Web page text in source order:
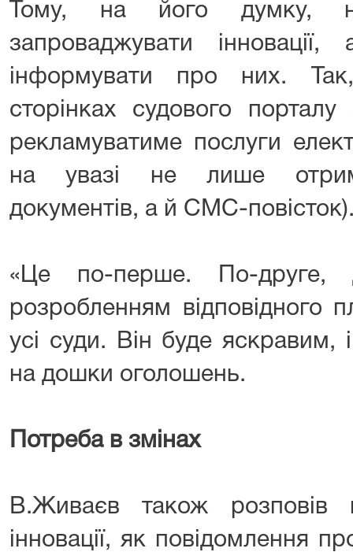
Тому, на його думку,
запроваджувати
інформувати про них.
сторінках судового
рекламуватиме послуги
на увазі не лише
документів, а й СМС-
«Це по-перше. По-друге,
розробленням відповідного
усі суди. Він буде яскравим,
на дошки оголошень.
Потреба в змінах
В.Живаєв також розповів
інновації, як повідомлення